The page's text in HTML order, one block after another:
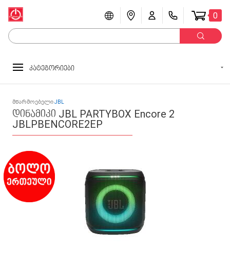
0
კატეგორიები
მწარმოებელიJBL
დინამიკი JBL PARTYBOX Encore 2
JBLPBENCORE2EP